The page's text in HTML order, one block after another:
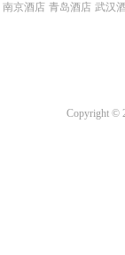
南京酒店 青岛酒店 武汉
Copyright ©